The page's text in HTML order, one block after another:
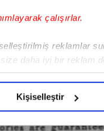
çalışırlar.
reklamlar
daha iyi bir reklam
ve bu
Kişiselleştir